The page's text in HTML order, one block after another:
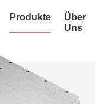
Produkte
Über
Uns